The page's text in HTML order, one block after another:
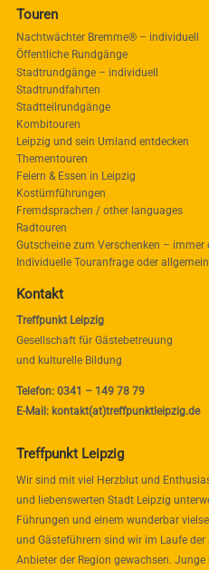
Touren
Nachtwächter Bremme® – individuell
Öffentliche Rundgänge
Stadtrundgänge – individuell
Stadtrundfahrten
Stadtteilrundgänge
Kombitouren
Leipzig und sein Umland entdecken
Thementouren
Feiern & Essen in Leipzig
Kostümführungen
Fremdsprachen / other languages
Radtouren
Gutscheine zum Verschenken – immer
Individuelle Touranfrage oder
Kontakt
Treffpunkt Leipzig
Gesellschaft für Gästebetreuung
und kulturelle Bildung
Telefon: 0341 – 149 78 79
E-Mail: kontakt(at)treffpunktleipzig.de
Treffpunkt Leipzig
Wir sind mit viel Herzblut und
und liebenswerten Stadt Leipzig
Führungen und einem wunderbar
und Gästeführern sind wir im Laufe
Anbieter der Region gewachsen.